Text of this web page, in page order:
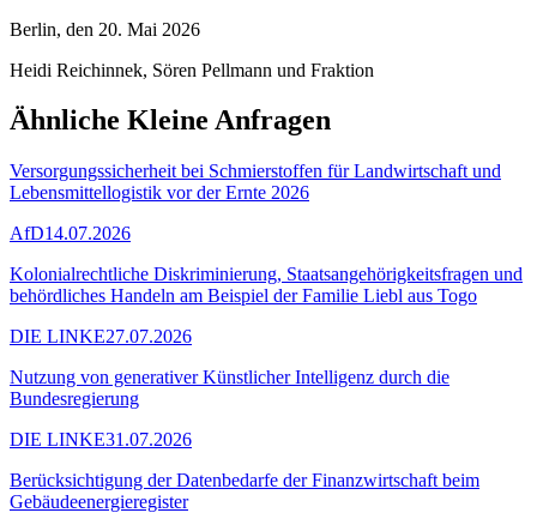
Berlin, den 20. Mai 2026
Heidi Reichinnek, Sören Pellmann und Fraktion
Ähnliche Kleine Anfragen
Versorgungssicherheit bei Schmierstoffen für Landwirtschaft und
Lebensmittellogistik vor der Ernte 2026
AfD14.07.2026
Kolonialrechtliche Diskriminierung, Staatsangehörigkeitsfragen und
behördliches Handeln am Beispiel der Familie Liebl aus Togo
DIE LINKE27.07.2026
Nutzung von generativer Künstlicher Intelligenz durch die
Bundesregierung
DIE LINKE31.07.2026
Berücksichtigung der Datenbedarfe der Finanzwirtschaft beim
Gebäudeenergieregister